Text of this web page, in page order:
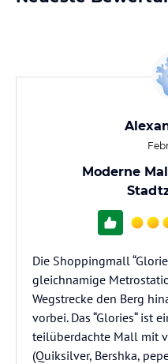
Moderne
Die Shoppingmall
gleichnamige
Wegstrecke den Berg
vorbei. Das “Glories“ ist
teilüberdachte Mall mit
(Quiksilver, Bershka,